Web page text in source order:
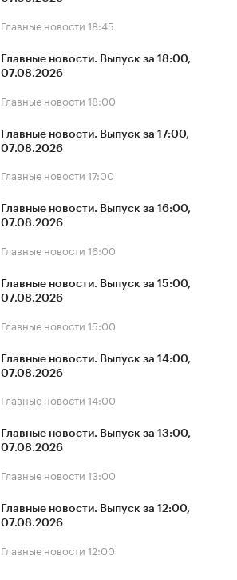
Главные новости 18:45
Главные новости. Выпуск за 18:00,
07.08.2026
Главные новости 18:00
Главные новости. Выпуск за 17:00,
07.08.2026
Главные новости 17:00
Главные новости. Выпуск за 16:00,
07.08.2026
Главные новости 16:00
Главные новости. Выпуск за 15:00,
07.08.2026
Главные новости 15:00
Главные новости. Выпуск за 14:00,
07.08.2026
Главные новости 14:00
Главные новости. Выпуск за 13:00,
07.08.2026
Главные новости 13:00
Главные новости. Выпуск за 12:00,
07.08.2026
Главные новости 12:00